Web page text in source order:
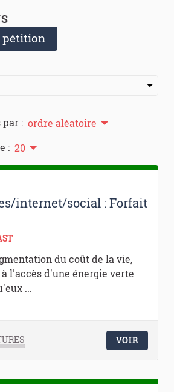
pétition
: ordre aléatoire
: 20
internet/social : Forfait
du coût de la vie,
l'accès d'une énergie verte
...
VOIR